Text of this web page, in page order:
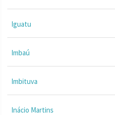
Iguatu
Imbaú
Imbituva
Inácio Martins